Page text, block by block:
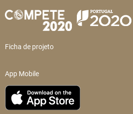
Ficha de projeto
App Mobile